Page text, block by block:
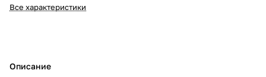
Все характеристики
Описание